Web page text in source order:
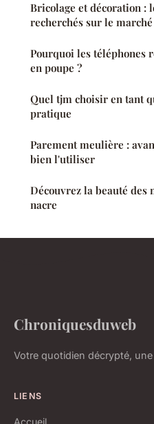
Bricolage et décoration :
recherchés sur le marché
Pourquoi les téléphones
en poupe ?
Quel tjm choisir en tant
pratique
Parement meulière :
bien l'utiliser
Découvrez la beauté des
nacre
Chroniquesduweb
Votre quotidien décrypté,
LIENS
Accueil